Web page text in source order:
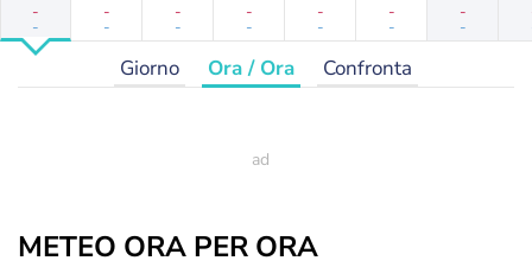
-
-
-
-
-
-
-
-
-
-
-
-
-
-
Giorno Ora / Ora Confronta
METEO ORA PER ORA